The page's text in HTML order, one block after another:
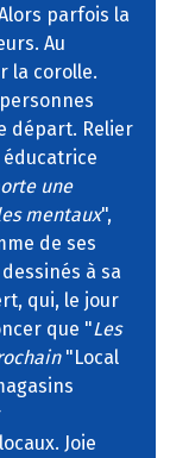
parfois la
Au
la corolle.
départ. Relier
une
mentaux",
de ses
à sa
qui, le jour
que "Les
"Local
Joie